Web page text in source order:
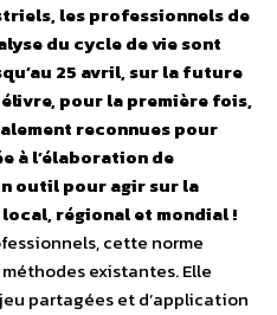
les professionnels de
du cycle de vie sont
25 avril, sur la future
pour la première fois,
reconnues pour
à l’élaboration de
outil pour agir sur la
local, régional et mondial !
cette norme
existantes. Elle
partagées et d’application